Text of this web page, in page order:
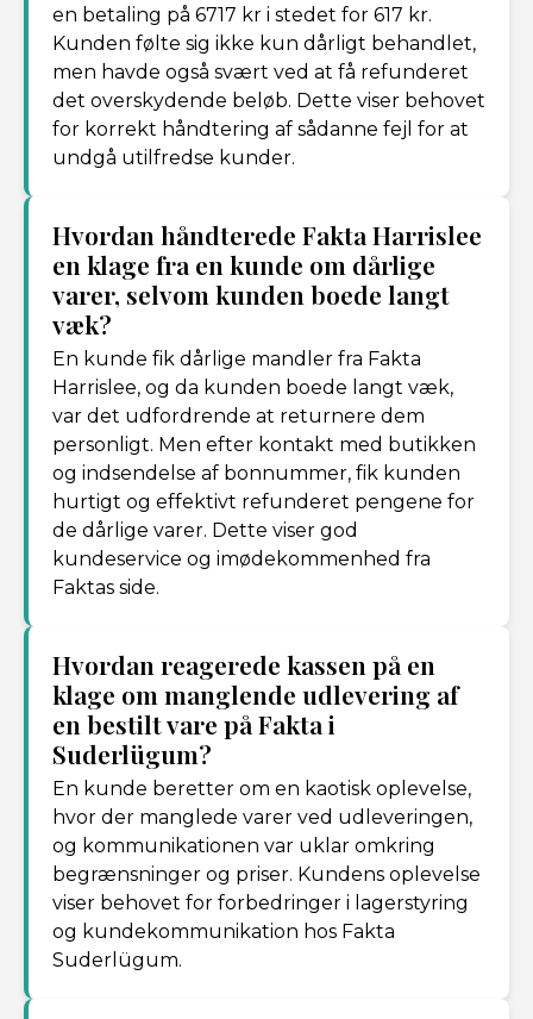
en betaling på 6717 kr i stedet for 617 kr.
Kunden følte sig ikke kun dårligt behandlet,
men havde også svært ved at få refunderet
det overskydende beløb. Dette viser behovet
for korrekt håndtering af sådanne fejl for at
undgå utilfredse kunder.
Hvordan håndterede Fakta Harrislee
en klage fra en kunde om dårlige
varer, selvom kunden boede langt
væk?
En kunde fik dårlige mandler fra Fakta
Harrislee, og da kunden boede langt væk,
var det udfordrende at returnere dem
personligt. Men efter kontakt med butikken
og indsendelse af bonnummer, fik kunden
hurtigt og effektivt refunderet pengene for
de dårlige varer. Dette viser god
kundeservice og imødekommenhed fra
Faktas side.
Hvordan reagerede kassen på en
klage om manglende udlevering af
en bestilt vare på Fakta i
Suderlügum?
En kunde beretter om en kaotisk oplevelse,
hvor der manglede varer ved udleveringen,
og kommunikationen var uklar omkring
begrænsninger og priser. Kundens oplevelse
viser behovet for forbedringer i lagerstyring
og kundekommunikation hos Fakta
Suderlügum.